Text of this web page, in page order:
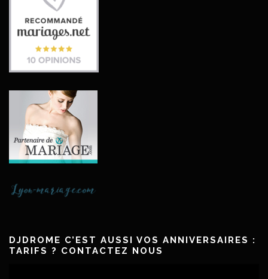
DJDROME C’EST AUSSI VOS ANNIVERSAIRES :
TARIFS ? CONTACTEZ NOUS